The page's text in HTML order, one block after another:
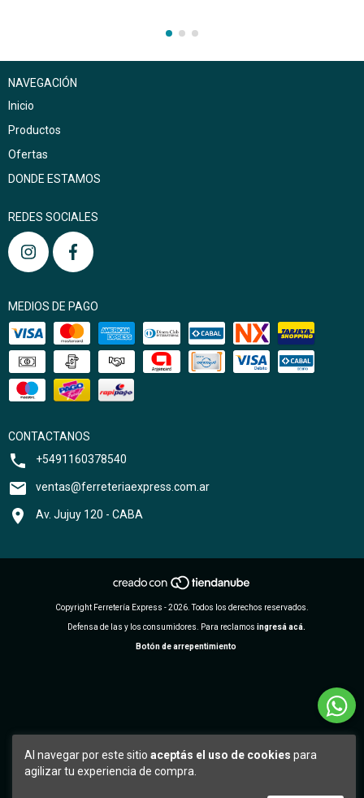
Al navegar por este sitio aceptás el uso de cookies para
agilizar tu experiencia de compra.
NAVEGACIÓN
Inicio
Productos
Ofertas
DONDE ESTAMOS
REDES SOCIALES
MEDIOS DE PAGO
CONTACTANOS
+5491160378540
ventas@ferreteriaexpress.com.ar
Av. Jujuy 120 - CABA
Copyright Ferretería Express - 2026. Todos los derechos reservados.
Defensa de las y los consumidores. Para reclamos ingresá acá.
Botón de arrepentimiento